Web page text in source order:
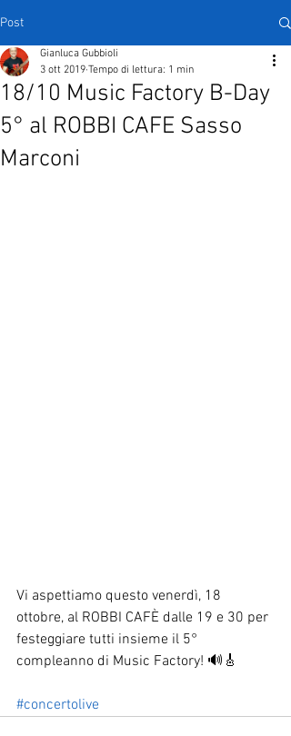
Post
18/10 Music Factory B-Day
5° al ROBBI CAFE Sasso
Marconi
Gianluca Gubbioli
3 ott 2019 Tempo di lettura: 1 min
Vi aspettiamo questo venerdì, 18
ottobre, al ROBBI CAFÈ dalle 19 e 30 per
festeggiare tutti insieme il 5°
compleanno di Music Factory! 🔊🎸
#concertolive